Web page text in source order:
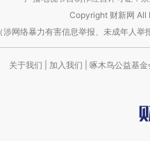
Copyright 财新网 All
涉网络暴力有害信息举报、未成年
关于我们 加入我们 啄木鸟公益基金